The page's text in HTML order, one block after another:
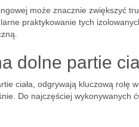
może znacznie zwiększyć
praktykowanie tych
dolne partie
ciała, odgrywają kluczową rolę
Do najczęściej wykonywanych